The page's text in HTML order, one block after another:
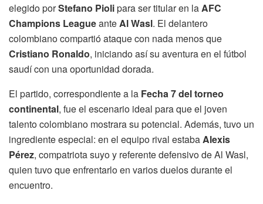
elegido porStefano Piolipara ser titular en laAFC
Champions LeagueanteAl Wasl. El delantero
colombiano compartió ataque con nada menos que
Cristiano Ronaldo, iniciando así su aventura en el fútbol
saudí con una oportunidad dorada.
El partido, correspondiente a la Fecha 7 del torneo
continental, fue el escenario ideal para que el joven
talento colombiano mostrara su potencial. Además, tuvo un
ingrediente especial: en el equipo rival estabaAlexis
Pérez, compatriota suyo y referente defensivo de Al Wasl,
quien tuvo que enfrentarlo en varios duelos durante el
encuentro.